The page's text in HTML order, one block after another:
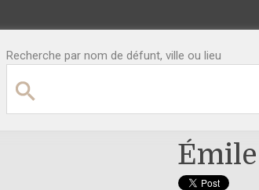
Recherche par nom de défunt, ville ou lieu